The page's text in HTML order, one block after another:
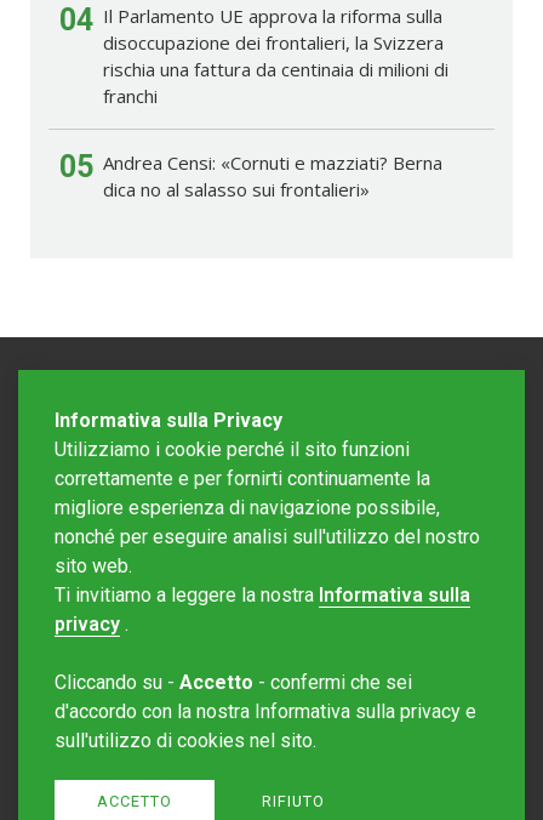
04 Il Parlamento UE approva la riforma sulla
disoccupazione dei frontalieri, la Svizzera
rischia una fattura da centinaia di milioni di
franchi
05 Andrea Censi: «Cornuti e mazziati? Berna
dica no al salasso sui frontalieri»
Editore Rotostampa SA
Sito creato daRedesign
Informativa sulla Privacy
Utilizziamo i cookie perché il sito funzioni
correttamente e per fornirti continuamente la
migliore esperienza di navigazione possibile,
nonché per eseguire analisi sull'utilizzo del nostro
sito web.
Ti invitiamo a leggere la nostra Informativa sulla
privacy .
Cliccando su - Accetto - confermi che sei
d'accordo con la nostra Informativa sulla privacy e
sull'utilizzo di cookies nel sito.
ACCETTO RIFIUTO